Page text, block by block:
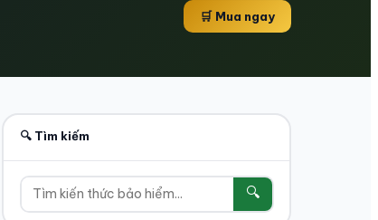
🛒 Mua ngay
🔍 Tìm kiếm
🔍